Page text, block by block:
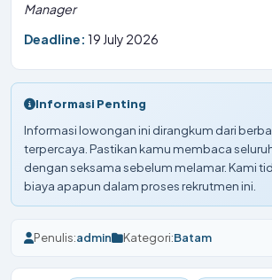
Manager
Deadline: 19 July 2026
Informasi Penting
Informasi lowongan ini dirangkum dari
terpercaya. Pastikan kamu membaca
dengan seksama sebelum melamar. Kami
biaya apapun dalam proses rekrutmen ini.
Penulis:admin Kategori:Batam